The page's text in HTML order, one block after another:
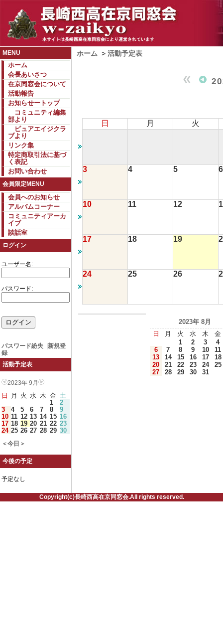
MENU
ホーム
会長あいさつ
在京同窓会について
活動報告
お知らせートップ
コミュニティ編集
部より
ピュアエイジクラ
ブより
リンク集
特定商取引法に基づ
く表記
お問い合わせ
会員限定MENU
会員へのお知らせ
アルバムコーナー
コミュニティアーカ
イブ
談話室
ログイン
ユーザー名:
パスワード:
パスワード紛失
新規登
録
活動予定表
2023年 9月
日 月 火 水 木 金 土
1
2
3
4 5 6 7 8
9
10 11 12 13 14 15 16
17 18 19 20 21 22 23
24 25 26 27 28 29 30
＜今日＞
今後の予定
予定なし
ホーム > 活動予定表
日 月 火
3 4 5 6
10 11 12
17 18 19
24 25 26
2023年 8月
日
月 火 水 木
金
1
2 3
4
6
7 8 9 10
11
13
14 15 16 17
18
20
21 22 23 24
25
27
28 29 30 31
Copyright(c)長崎西高在京同窓会.All rights reserved.